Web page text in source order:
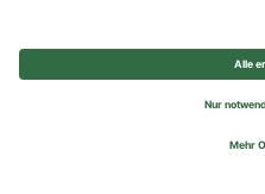
© 2026 REWE